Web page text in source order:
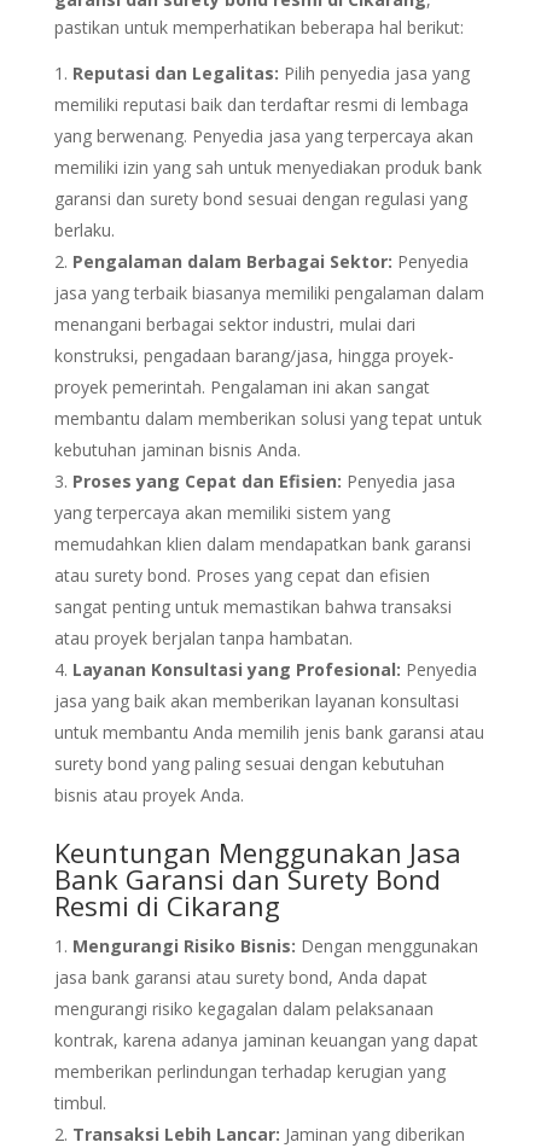
pastikan untuk memperhatikan beberapa hal berikut:
Reputasi dan Legalitas: Pilih penyedia jasa yang
memiliki reputasi baik dan terdaftar resmi di lembaga
yang berwenang. Penyedia jasa yang terpercaya akan
memiliki izin yang sah untuk menyediakan produk bank
garansi dan surety bond sesuai dengan regulasi yang
berlaku.
Pengalaman dalam Berbagai Sektor: Penyedia
jasa yang terbaik biasanya memiliki pengalaman dalam
menangani berbagai sektor industri, mulai dari
konstruksi, pengadaan barang/jasa, hingga proyek-
proyek pemerintah. Pengalaman ini akan sangat
membantu dalam memberikan solusi yang tepat untuk
kebutuhan jaminan bisnis Anda.
Proses yang Cepat dan Efisien: Penyedia jasa
yang terpercaya akan memiliki sistem yang
memudahkan klien dalam mendapatkan bank garansi
atau surety bond. Proses yang cepat dan efisien
sangat penting untuk memastikan bahwa transaksi
atau proyek berjalan tanpa hambatan.
Layanan Konsultasi yang Profesional: Penyedia
jasa yang baik akan memberikan layanan konsultasi
untuk membantu Anda memilih jenis bank garansi atau
surety bond yang paling sesuai dengan kebutuhan
bisnis atau proyek Anda.
Keuntungan Menggunakan Jasa
Bank Garansi dan Surety Bond
Resmi di Cikarang
Mengurangi Risiko Bisnis: Dengan menggunakan
jasa bank garansi atau surety bond, Anda dapat
mengurangi risiko kegagalan dalam pelaksanaan
kontrak, karena adanya jaminan keuangan yang dapat
memberikan perlindungan terhadap kerugian yang
timbul.
Transaksi Lebih Lancar: Jaminan yang diberikan